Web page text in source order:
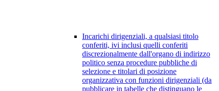
Incarichi dirigenziali, a qualsiasi titolo
conferiti, ivi inclusi quelli conferiti
discrezionalmente dall'organo di indirizzo
politico senza procedure pubbliche di
selezione e titolari di posizione
organizzativa con funzioni dirigenziali (da
pubblicare in tabelle che distinguano le